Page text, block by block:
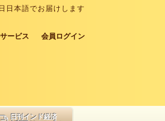
日本語でお届けします
ービス 会員ログイン
日刊インド経済